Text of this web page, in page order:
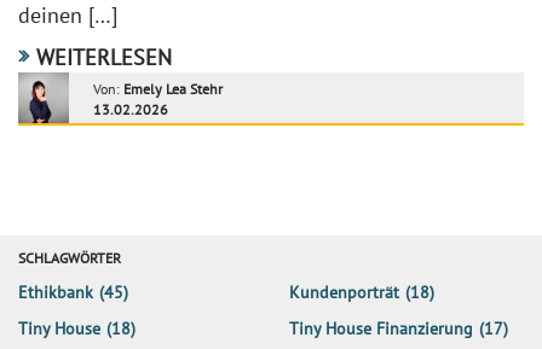
deinen […]
WEITERLESEN
Von: Emely Lea Stehr
13.02.2026
SCHLAGWÖRTER
Ethikbank (45) Kundenporträt (18)
Tiny House (18) Tiny House Finanzierung (17)